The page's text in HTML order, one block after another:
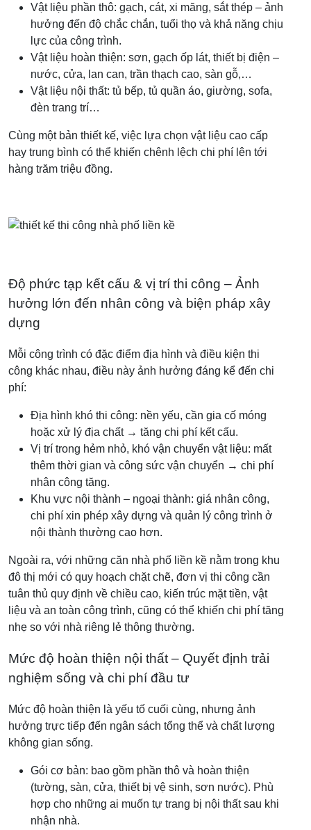
Vật liệu phần thô: gạch, cát, xi măng, sắt thép – ảnh
hưởng đến độ chắc chắn, tuổi thọ và khả năng chịu
lực của công trình.
Vật liệu hoàn thiện: sơn, gạch ốp lát, thiết bị điện –
nước, cửa, lan can, trần thạch cao, sàn gỗ,…
Vật liệu nội thất: tủ bếp, tủ quần áo, giường, sofa,
đèn trang trí…
Cùng một bản thiết kế, việc lựa chọn vật liệu cao cấp
hay trung bình có thể khiến chênh lệch chi phí lên tới
hàng trăm triệu đồng.
Độ phức tạp kết cấu & vị trí thi công – Ảnh
hưởng lớn đến nhân công và biện pháp xây
dựng
Mỗi công trình có đặc điểm địa hình và điều kiện thi
công khác nhau, điều này ảnh hưởng đáng kể đến chi
phí:
Địa hình khó thi công: nền yếu, cần gia cố móng
hoặc xử lý địa chất → tăng chi phí kết cấu.
Vị trí trong hẻm nhỏ, khó vận chuyển vật liệu: mất
thêm thời gian và công sức vận chuyển → chi phí
nhân công tăng.
Khu vực nội thành – ngoại thành: giá nhân công,
chi phí xin phép xây dựng và quản lý công trình ở
nội thành thường cao hơn.
Ngoài ra, với những căn nhà phố liền kề nằm trong khu
đô thị mới có quy hoạch chặt chẽ, đơn vị thi công cần
tuân thủ quy định về chiều cao, kiến trúc mặt tiền, vật
liệu và an toàn công trình, cũng có thể khiến chi phí tăng
nhẹ so với nhà riêng lẻ thông thường.
Mức độ hoàn thiện nội thất – Quyết định trải
nghiệm sống và chi phí đầu tư
Mức độ hoàn thiện là yếu tố cuối cùng, nhưng ảnh
hưởng trực tiếp đến ngân sách tổng thể và chất lượng
không gian sống.
Gói cơ bản: bao gồm phần thô và hoàn thiện
(tường, sàn, cửa, thiết bị vệ sinh, sơn nước). Phù
hợp cho những ai muốn tự trang bị nội thất sau khi
nhận nhà.